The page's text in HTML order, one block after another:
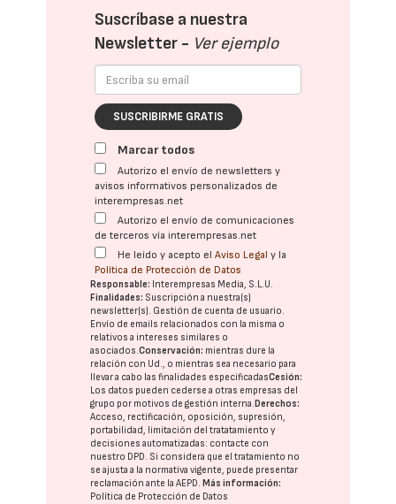
Suscríbase a nuestra
Newsletter - Ver ejemplo
SUSCRIBIRME GRATIS
Marcar todos
Autorizo el envío de newsletters y
avisos informativos personalizados de
interempresas.net
Autorizo el envío de comunicaciones
de terceros vía interempresas.net
He leído y acepto elAviso Legal y la
Política de Protección de Datos
Responsable: Interempresas Media, S.L.U.
Finalidades: Suscripción a nuestra(s)
newsletter(s). Gestión de cuenta de usuario.
Envío de emails relacionados con la misma o
relativos a intereses similares o
asociados.Conservación: mientras dure la
relación con Ud., o mientras sea necesario para
llevar a cabo las finalidades especificadasCesión:
Los datos pueden cederse a otras empresas del
grupo por motivos de gestión interna.Derechos:
Acceso, rectificación, oposición, supresión,
portabilidad, limitación del tratatamiento y
decisiones automatizadas: contacte con
nuestro DPD. Si considera que el tratamiento no
se ajusta a la normativa vigente, puede presentar
reclamación ante laAEPD.Más información:
Política de Protección de Datos